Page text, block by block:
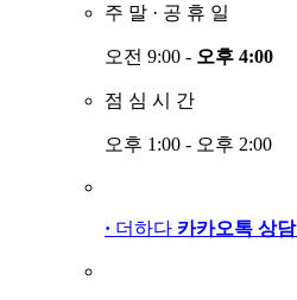
주 말 · 공 휴 일
오전 9:00 - 오후 4:00
점 심 시 간
오후 1:00 - 오후 2:00
· 더하다 카카오톡 상담